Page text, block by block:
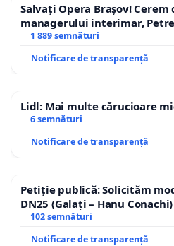
Salvați Opera Brașov!
managerului interimar,
1 889 semnături
Notificare de transparență
Lidl: Mai multe cărucioare
6 semnături
Notificare de transparență
Petiție publică: Solicităm
DN25 (Galați – Hanu
traseului în afara localităților!
102 semnături
Notificare de transparență